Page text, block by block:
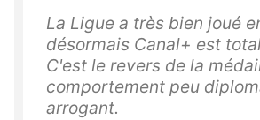
La Ligue a très bien joué
désormais Canal+ est
C'est le revers de la
comportement peu
arrogant.